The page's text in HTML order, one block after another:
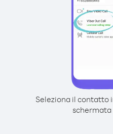
Seleziona il contatto